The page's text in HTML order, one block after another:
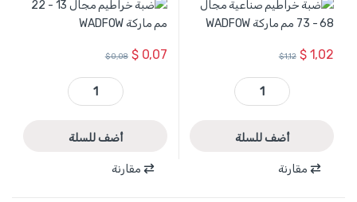
$1,02
$1,12
WHU7915 - ضبة خراطيم صناعية مجال 68 - 73 مم ماركة WADFOW quantity
أضف للسلة
مقارنة
$0,07
$0,08
WHU1904 - ضبة خراطيم مجال 13 - 22 مم ماركة WADFOW quantity
أضف للسلة
مقارنة